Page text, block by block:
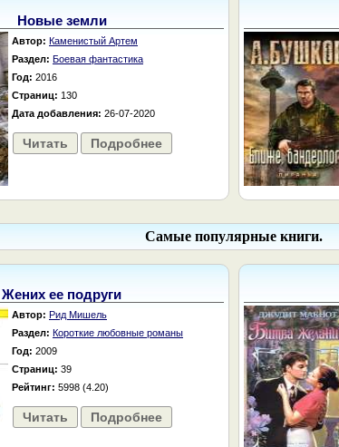
Новые земли
Автор: Каменистый Артем
Раздел: Боевая фантастика
Год: 2016
Страниц: 130
Дата добавления: 26-07-2020
Читать Подробнее
Самые популярные книги.
Жених ее подруги
Автор: Рид Мишель
Раздел: Короткие любовные романы
Год: 2009
Страниц: 39
Рейтинг: 5998 (4.20)
Читать Подробнее